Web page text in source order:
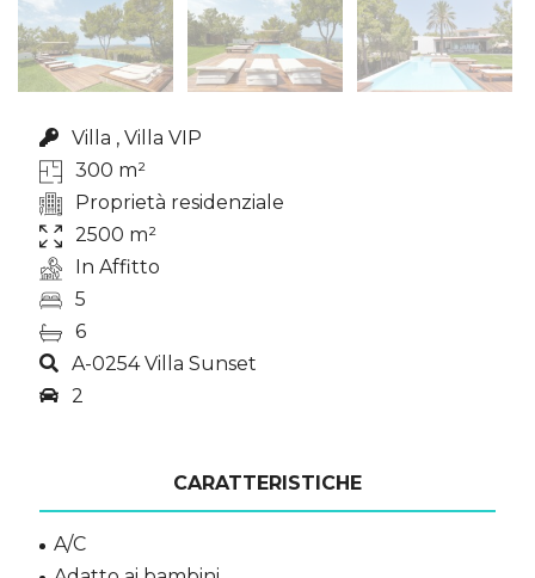
Villa , Villa VIP
300 m²
Proprietà residenziale
2500 m²
In Affitto
5
6
A-0254 Villa Sunset
2
CARATTERISTICHE
A/C